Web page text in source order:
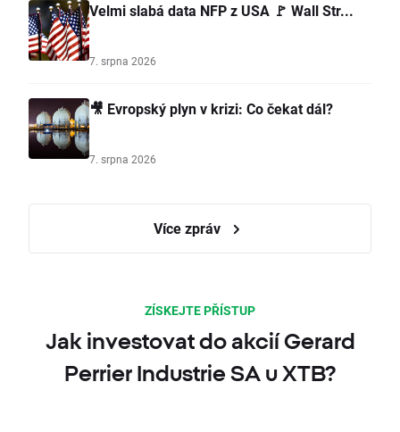
Velmi slabá data NFP z USA 🚩 Wall Str...
7. srpna 2026
🎥 Evropský plyn v krizi: Co čekat dál?
7. srpna 2026
Více zpráv
ZÍSKEJTE PŘÍSTUP
Jak investovat do akcií Gerard
Perrier Industrie SA u XTB?